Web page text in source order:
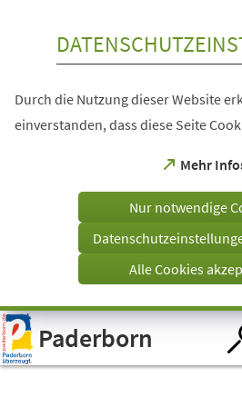
Visuelle
Assistenzsoftware
öffnen.
Durch die Nutzung dieser Website
einverstanden, dass diese Seite
Mehr
(Öffnet
einem
Tab)
Nur notwendige
Alle Cookies
Paderborn